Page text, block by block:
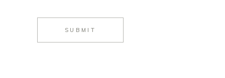
SUBMIT